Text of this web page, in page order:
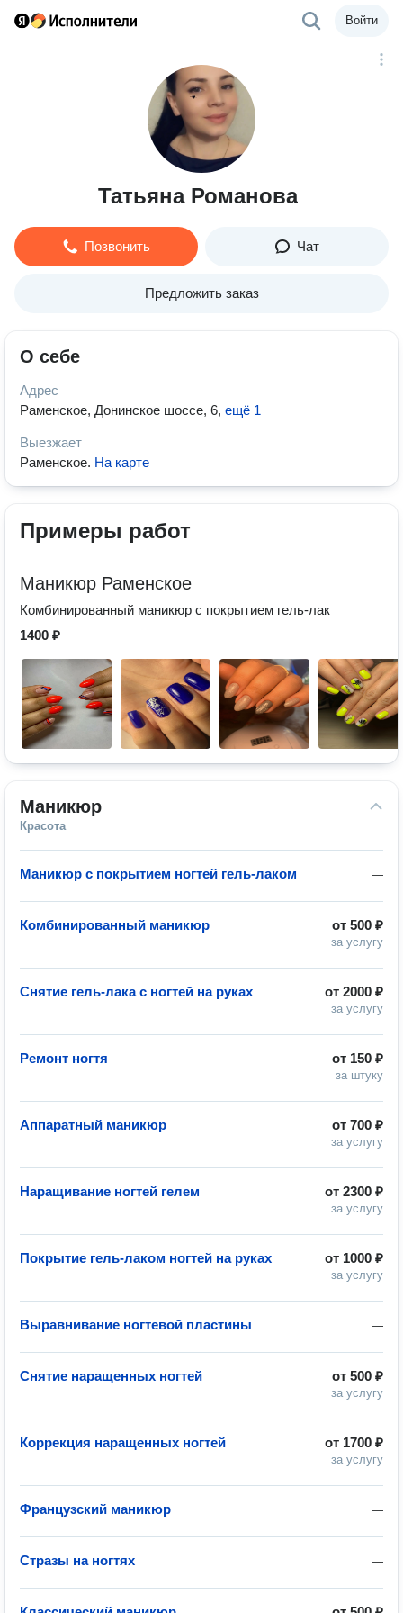
Войти
Татьяна Романова
Позвонить Чат
Предложить заказ
О себе
Адрес
Раменское, Донинское шоссе, 6, ещё 1
Выезжает
Раменское. На карте
Примеры работ
Маникюр Раменское
Комбинированный маникюр с покрытием гель-лак
1400 ₽
Маникюр
Красота
—
Маникюр с покрытием ногтей гель-лаком
от 500 ₽
за услугу
Комбинированный маникюр
от 2000 ₽
за услугу
Снятие гель-лака с ногтей на руках
от 150 ₽
за штуку
Ремонт ногтя
от 700 ₽
за услугу
Аппаратный маникюр
от 2300 ₽
за услугу
Наращивание ногтей гелем
от 1000 ₽
за услугу
Покрытие гель-лаком ногтей на руках
—
Выравнивание ногтевой пластины
от 500 ₽
за услугу
Снятие наращенных ногтей
от 1700 ₽
за услугу
Коррекция наращенных ногтей
—
Французский маникюр
—
Стразы на ногтях